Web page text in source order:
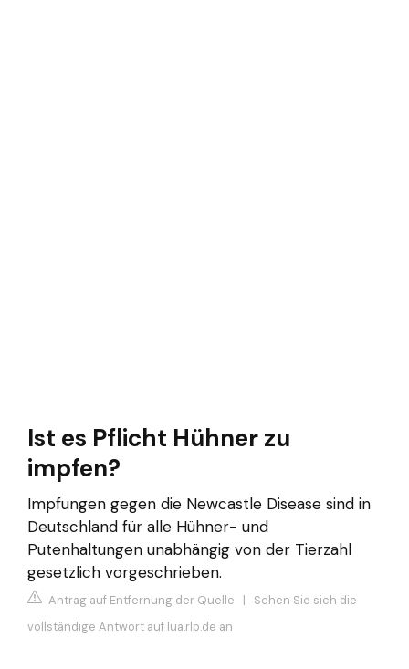
Ist es Pflicht Hühner zu
impfen?
Impfungen gegen die Newcastle Disease sind in
Deutschland für alle Hühner- und
Putenhaltungen unabhängig von der Tierzahl
gesetzlich vorgeschrieben.
Antrag auf Entfernung der Quelle | Sehen Sie sich die
vollständige Antwort auf lua.rlp.de an